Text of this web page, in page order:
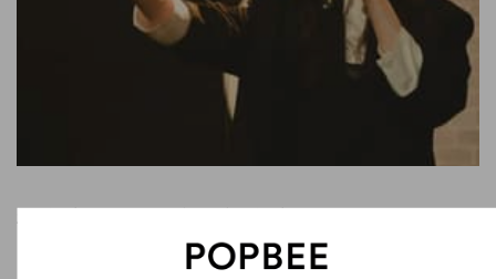
26. 謊言有時候跟願望一樣，謊言說久了，自己都相信